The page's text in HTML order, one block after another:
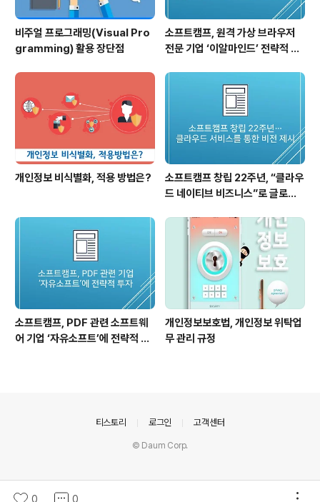
비주얼 프로그래밍(Visual Pro
gramming) 활용 장단점
소프트캠프, 원격 가상 브라우저
전문 기업 ‘이알마인드’ 전략적 투
개인정보 비식별화, 적용 방법은?
소프트캠프 창립 22주년, “클라우
드 네이티브 비즈니스”로 글로벌
소프트캠프, PDF 관련 소프트웨
어 기업 ‘자유소프트’에 전략적 투
개인정보보호법, 개인정보 위탁업
무 관리 규정
0 0
티스토리 로그인 고객센터
© Daum Corp.